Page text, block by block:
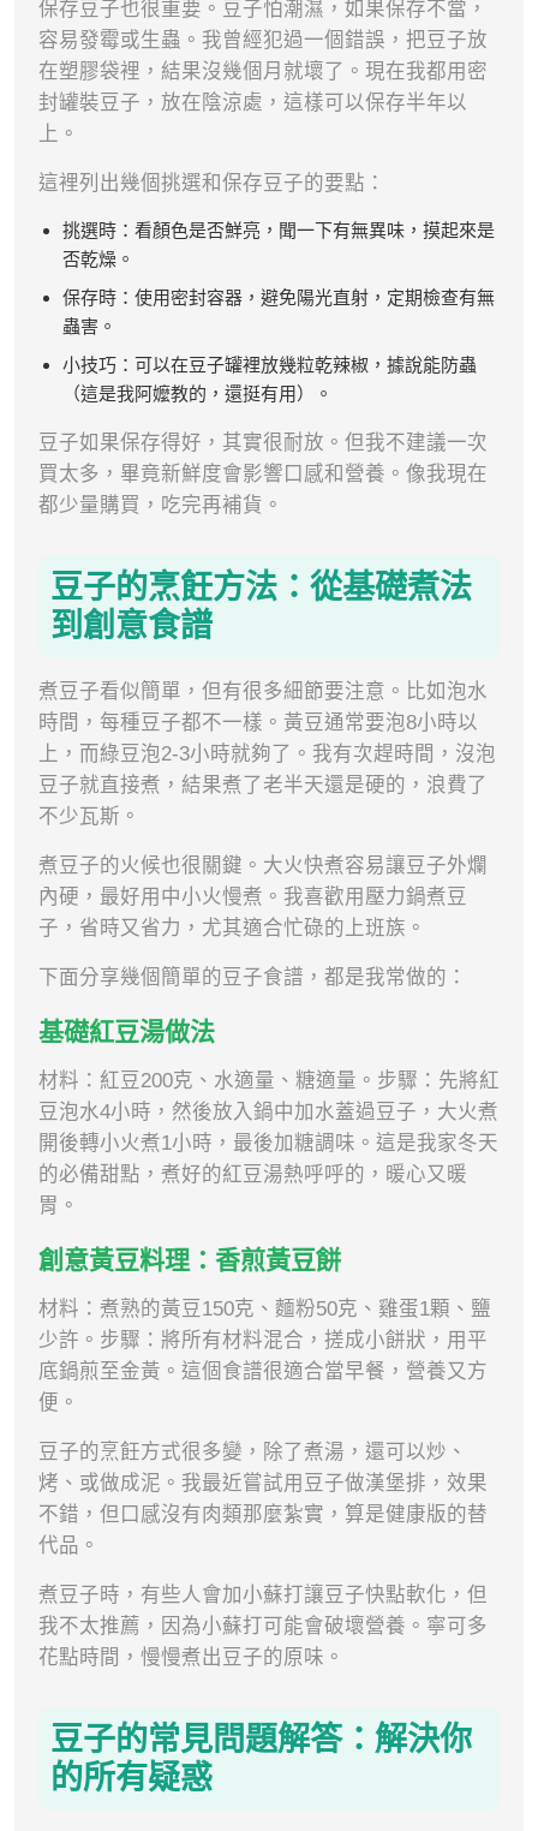
保存豆子也很重要。豆子怕潮濕，如果保存不當，
容易發霉或生蟲。我曾經犯過一個錯誤，把豆子放
在塑膠袋裡，結果沒幾個月就壞了。現在我都用密
封罐裝豆子，放在陰涼處，這樣可以保存半年以
上。
這裡列出幾個挑選和保存豆子的要點：
挑選時：看顏色是否鮮亮，聞一下有無異味，摸起來是
否乾燥。
保存時：使用密封容器，避免陽光直射，定期檢查有無
蟲害。
小技巧：可以在豆子罐裡放幾粒乾辣椒，據說能防蟲
（這是我阿嬤教的，還挺有用）。
豆子如果保存得好，其實很耐放。但我不建議一次
買太多，畢竟新鮮度會影響口感和營養。像我現在
都少量購買，吃完再補貨。
豆子的烹飪方法：從基礎煮法
到創意食譜
煮豆子看似簡單，但有很多細節要注意。比如泡水
時間，每種豆子都不一樣。黃豆通常要泡8小時以
上，而綠豆泡2-3小時就夠了。我有次趕時間，沒泡
豆子就直接煮，結果煮了老半天還是硬的，浪費了
不少瓦斯。
煮豆子的火候也很關鍵。大火快煮容易讓豆子外爛
內硬，最好用中小火慢煮。我喜歡用壓力鍋煮豆
子，省時又省力，尤其適合忙碌的上班族。
下面分享幾個簡單的豆子食譜，都是我常做的：
基礎紅豆湯做法
材料：紅豆200克、水適量、糖適量。步驟：先將紅
豆泡水4小時，然後放入鍋中加水蓋過豆子，大火煮
開後轉小火煮1小時，最後加糖調味。這是我家冬天
的必備甜點，煮好的紅豆湯熱呼呼的，暖心又暖
胃。
創意黃豆料理：香煎黃豆餅
材料：煮熟的黃豆150克、麵粉50克、雞蛋1顆、鹽
少許。步驟：將所有材料混合，搓成小餅狀，用平
底鍋煎至金黃。這個食譜很適合當早餐，營養又方
便。
豆子的烹飪方式很多變，除了煮湯，還可以炒、
烤、或做成泥。我最近嘗試用豆子做漢堡排，效果
不錯，但口感沒有肉類那麼紮實，算是健康版的替
代品。
煮豆子時，有些人會加小蘇打讓豆子快點軟化，但
我不太推薦，因為小蘇打可能會破壞營養。寧可多
花點時間，慢慢煮出豆子的原味。
豆子的常見問題解答：解決你
的所有疑惑